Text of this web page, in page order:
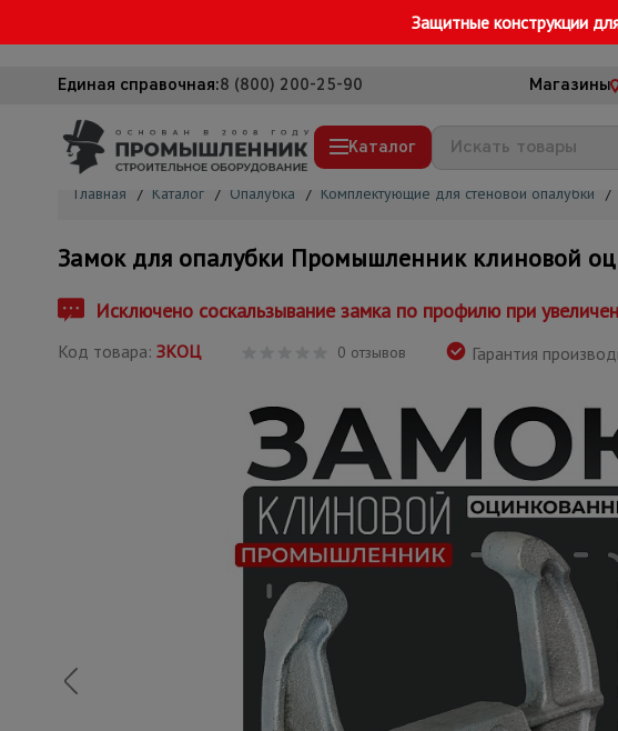
Защитные конструкции
Единая справочная:8 (800) 200-25-90 Магазины
Каталог
Вышки-туры
Сетка, тенты, брезенты
Грузоподъемное оборудование
Мусоропровод строительный
Фанера ламинированная
Опалубка
Вибротехника для строительства
Оборудование для работы с арматурой
Оборудование для бетонных работ
Техника для склада
Главная / Каталог / Опалубка / Комплектующие для стеновой опалубки /
Замок для опалубки Промышленник клиновой
Исключено соскальзывание замка по профилю при
Код товара: ЗКОЦ 0 отзывов Гарантия